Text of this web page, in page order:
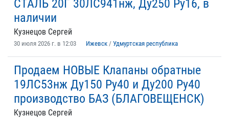
СТАЛЬ 20Г 30ЛС941нж, Ду250 Ру16, в
наличии
Кузнецов Сергей
30 июля 2026 г. в 12:03 Ижевск / Удмуртская республика
Продаем НОВЫЕ Клапаны обратные
19ЛС53нж Ду150 Ру40 и Ду200 Ру40
производство БАЗ (БЛАГОВЕЩЕНСК)
Кузнецов Сергей